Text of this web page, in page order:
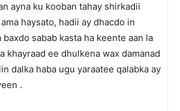
ayna ku kooban tahay shirkadii
haysato, hadii ay dhacdo in
sabab kasta ha keente aan la
khayraad ee dhulkena wax damanad
dalka haba ugu yaraatee qalabka ay
.